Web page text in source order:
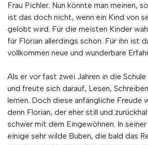
Frau Pichler. Nun könnte man meinen,
ist das doch nicht, wenn ein Kind von
gelobt wird. Für die meisten Kinder
für Florian allerdings schon. Für ihn ist
vollkommen neue und wunderbare
Als er vor fast zwei Jahren in die
und freute sich darauf, Lesen,
lernen. Doch diese anfängliche Freude
denn Florian, der eher still und
schwer mit dem Eingewöhnen. In
einige sehr wilde Buben, die bald das